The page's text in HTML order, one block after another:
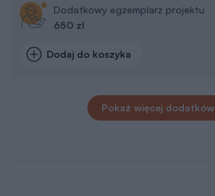
Dodatkowy egzemplarz projektu
650 zł
Dodaj do koszyka
Pokaż więcej dodatków